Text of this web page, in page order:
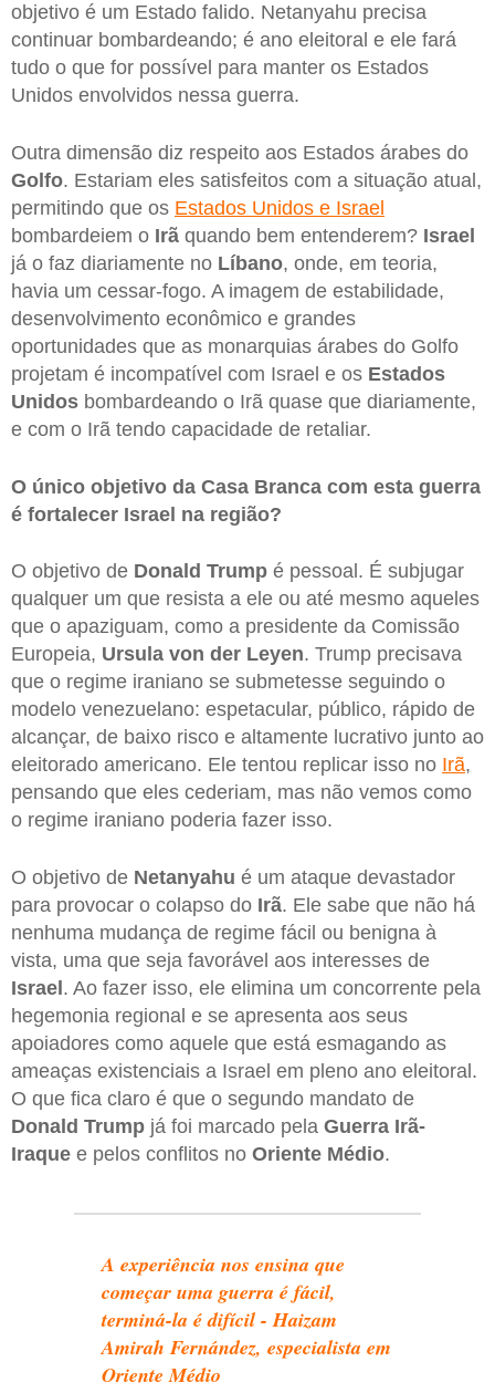
objetivo é um Estado falido. Netanyahu precisa
continuar bombardeando; é ano eleitoral e ele fará
tudo o que for possível para manter os Estados
Unidos envolvidos nessa guerra.
Outra dimensão diz respeito aos Estados árabes do
Golfo. Estariam eles satisfeitos com a situação atual,
permitindo que os Estados Unidos e Israel
bombardeiem o Irã quando bem entenderem? Israel
já o faz diariamente no Líbano, onde, em teoria,
havia um cessar-fogo. A imagem de estabilidade,
desenvolvimento econômico e grandes
oportunidades que as monarquias árabes do Golfo
projetam é incompatível com Israel e os Estados
Unidos bombardeando o Irã quase que diariamente,
e com o Irã tendo capacidade de retaliar.
O único objetivo da Casa Branca com esta guerra
é fortalecer Israel na região?
O objetivo de Donald Trump é pessoal. É subjugar
qualquer um que resista a ele ou até mesmo aqueles
que o apaziguam, como a presidente da Comissão
Europeia, Ursula von der Leyen. Trump precisava
que o regime iraniano se submetesse seguindo o
modelo venezuelano: espetacular, público, rápido de
alcançar, de baixo risco e altamente lucrativo junto ao
eleitorado americano. Ele tentou replicar isso no Irã,
pensando que eles cederiam, mas não vemos como
o regime iraniano poderia fazer isso.
O objetivo de Netanyahu é um ataque devastador
para provocar o colapso do Irã. Ele sabe que não há
nenhuma mudança de regime fácil ou benigna à
vista, uma que seja favorável aos interesses de
Israel. Ao fazer isso, ele elimina um concorrente pela
hegemonia regional e se apresenta aos seus
apoiadores como aquele que está esmagando as
ameaças existenciais a Israel em pleno ano eleitoral.
O que fica claro é que o segundo mandato de
Donald Trump já foi marcado pela Guerra Irã-
Iraque e pelos conflitos no Oriente Médio.
A experiência nos ensina que
começar uma guerra é fácil,
terminá-la é difícil - Haizam
Amirah Fernández, especialista em
Oriente Médio